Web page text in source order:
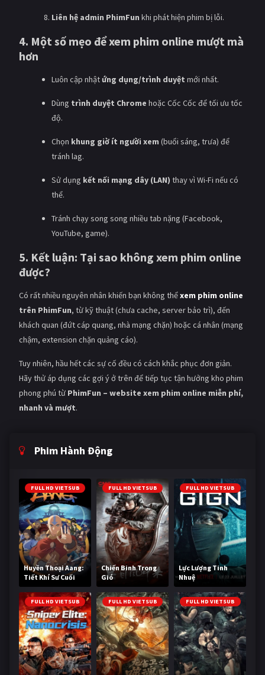
Liên hệ admin PhimFun khi phát hiện phim bị lỗi.
4. Một số mẹo để xem phim online mượt mà
hơn
Luôn cập nhậtứng dụng/trình duyệt mới nhất.
Dùng trình duyệt Chrome hoặc Cốc Cốc để tối ưu tốc
độ.
Chọn khung giờ ít người xem (buổi sáng, trưa) để
tránh lag.
Sử dụng kết nối mạng dây (LAN) thay vì Wi-Fi nếu có
thể.
Tránh chạy song song nhiều tab nặng (Facebook,
YouTube, game).
5. Kết luận: Tại sao không xem phim online
được?
Có rất nhiều nguyên nhân khiến bạn không thểxem phim online
trên PhimFun, từ kỹ thuật (chưa cache, server bảo trì), đến
khách quan (đứt cáp quang, nhà mạng chặn) hoặc cá nhân (mạng
chậm, extension chặn quảng cáo).
Tuy nhiên, hầu hết các sự cố đều có cách khắc phục đơn giản.
Hãy thử áp dụng các gợi ý ở trên để tiếp tục tận hưởng kho phim
phong phú từ PhimFun – website xem phim online miễn phí,
nhanh và mượt.
Phim Hành Động
FULL HD VIETSUB
Huyền Thoại Aang:
Tiết Khí Sư Cuối
Cùng
FULL HD VIETSUB
Chiến Binh Trong
Gió
FULL HD VIETSUB
Lực Lượng Tinh
Nhuệ
FULL HD VIETSUB FULL HD VIETSUB FULL HD VIETSUB